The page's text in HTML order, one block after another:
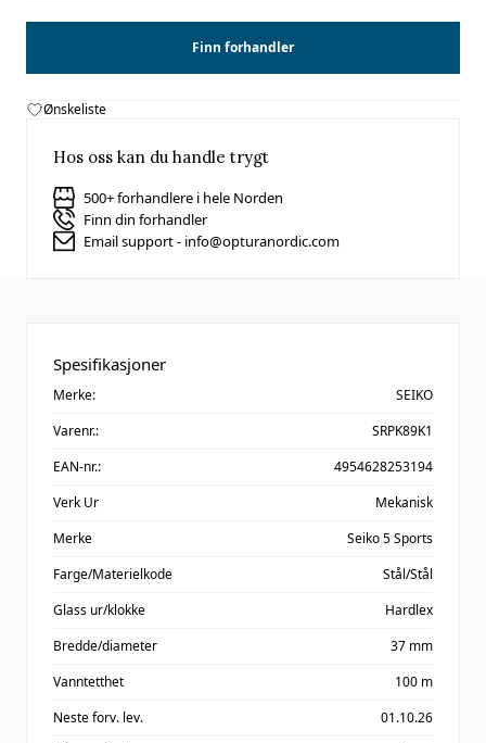
Finn forhandler
Ønskeliste
Hos oss kan du handle trygt
500+ forhandlere i hele Norden
Finn din forhandler
Email support - info@opturanordic.com
Spesifikasjoner
Merke:
SEIKO
Varenr.:
SRPK89K1
EAN-nr.:
4954628253194
Verk Ur
Mekanisk
Merke
Seiko 5 Sports
Farge/Materielkode
Stål/Stål
Glass ur/klokke
Hardlex
Bredde/diameter
37 mm
Vanntetthet
100 m
Neste forv. lev.
01.10.26